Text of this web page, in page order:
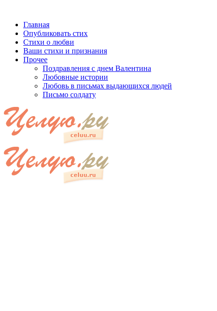
Главная
Опубликовать стих
Стихи о любви
Ваши стихи и признания
Прочее
Поздравления с днем Валентина
Любовные истории
Любовь в письмах выдающихся людей
Письмо солдату